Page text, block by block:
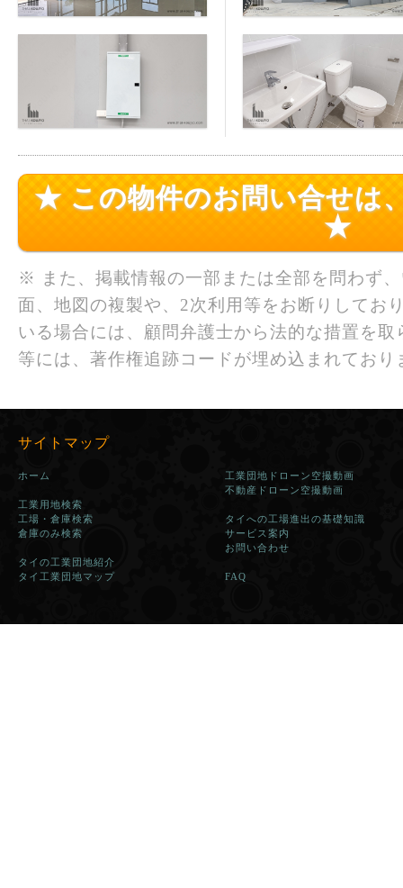
★ この物件のお問い合せは
★
※ また、掲載情報の一部または全部を問わず
面、地図の複製や、2次利用等をお断りしてお
いる場合には、顧問弁護士から法的な措置を
等には、著作権追跡コードが埋め込まれており
サイトマップ
ホーム
工業用地検索
工場・倉庫検索
倉庫のみ検索
タイの工業団地紹介
タイ工業団地マップ
工業団地ドローン空撮動画
不動産ドローン空撮動画
タイへの工場進出の基礎知識
サービス案内
お問い合わせ
FAQ